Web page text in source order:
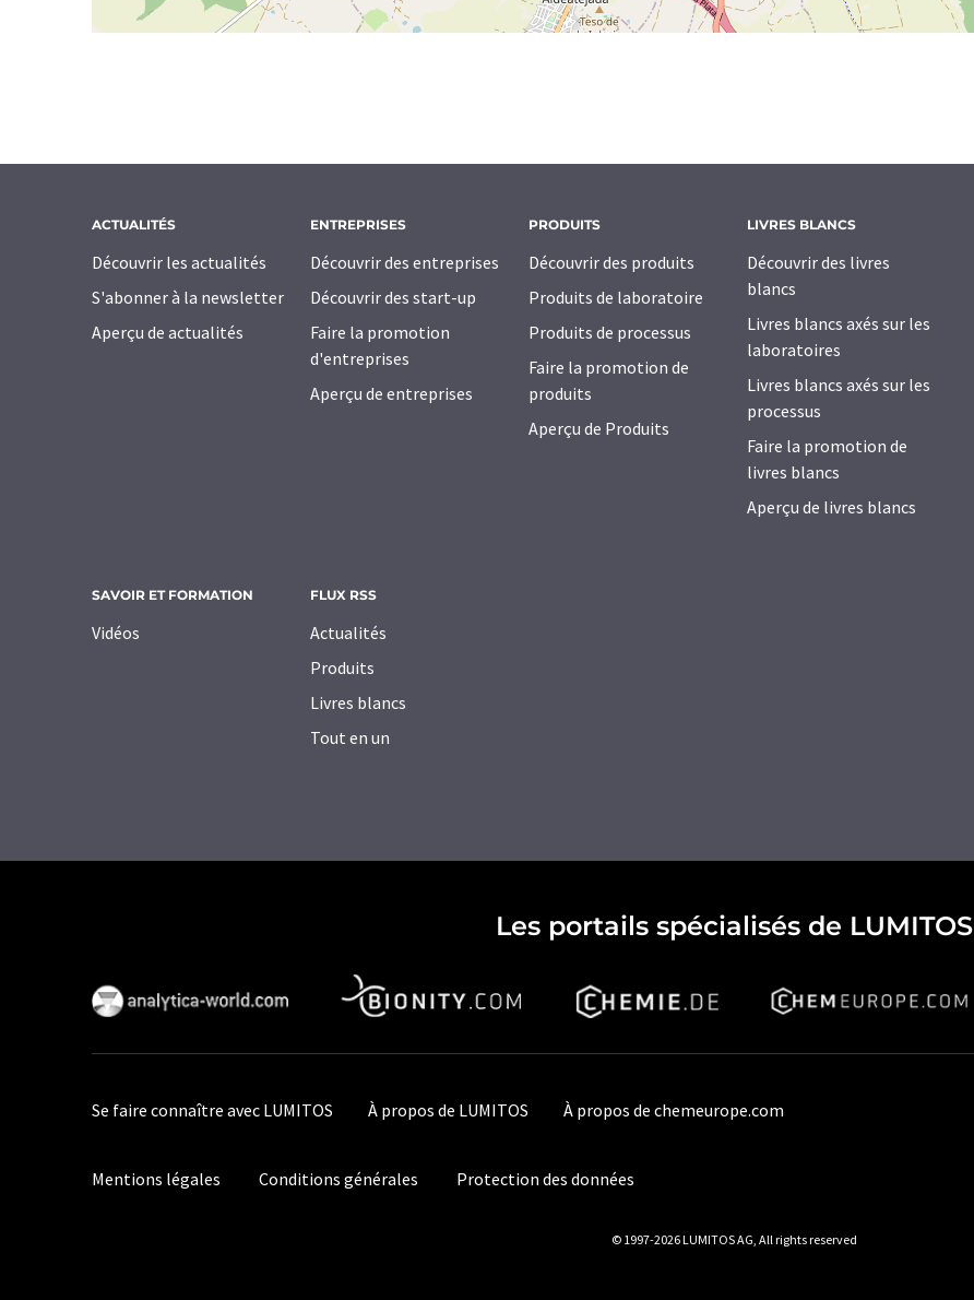
ACTUALITÉS
Découvrir les actualités
S'abonner à la newsletter
Aperçu de actualités
ENTREPRISES
Découvrir des entreprises
Découvrir des start-up
Faire la promotion
d'entreprises
Aperçu de entreprises
PRODUITS
Découvrir des produits
Produits de laboratoire
Produits de processus
Faire la promotion de
produits
Aperçu de Produits
LIVRES BLANCS
Découvrir des livres
blancs
Livres blancs axés sur les
laboratoires
Livres blancs axés sur les
processus
Faire la promotion de
livres blancs
Aperçu de livres blancs
SAVOIR ET FORMATION
Vidéos
FLUX RSS
Actualités
Produits
Livres blancs
Tout en un
Les portails spécialisés de LUMITOS
Se faire connaître avec LUMITOS À propos de LUMITOS À propos de chemeurope.com
Mentions légales Conditions générales Protection des données
© 1997-2026 LUMITOS AG, All rights reserved